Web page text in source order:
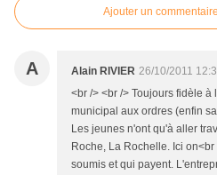
Ajouter un commentaire
A Alain RIVIER 26/10/2011
<br /> <br /> Toujours fidèle à
municipal aux ordres (enfin
Les jeunes n'ont qu'à aller
Roche, La Rochelle. Ici
soumis et qui payent.